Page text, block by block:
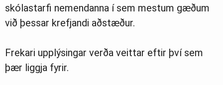
skólastarfi nemendanna í sem mestum gæðum
við þessar krefjandi aðstæður.
Frekari upplýsingar verða veittar eftir því sem
þær liggja fyrir.